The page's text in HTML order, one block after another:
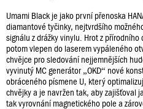
Umami Black je jako první přenoska
diamantové tyčinky, nejtvrdšího
signálu z drážky vinylu. Hrot z
potom vlepen do laserem vypáleného
chvějce pro sledování nejjemnějších
vyvinutý MC generátor „OKD“ nové
obráceného písmene U, který
chvějky a je navržen tak, aby zajišťoval
tak vyrovnání magnetického pole a